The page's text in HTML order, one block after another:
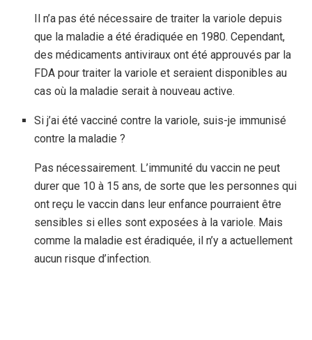
Il n’a pas été nécessaire de traiter la variole depuis
que la maladie a été éradiquée en 1980. Cependant,
des médicaments antiviraux ont été approuvés par la
FDA pour traiter la variole et seraient disponibles au
cas où la maladie serait à nouveau active.
Si j’ai été vacciné contre la variole, suis-je immunisé
contre la maladie ?
Pas nécessairement. L’immunité du vaccin ne peut
durer que 10 à 15 ans, de sorte que les personnes qui
ont reçu le vaccin dans leur enfance pourraient être
sensibles si elles sont exposées à la variole. Mais
comme la maladie est éradiquée, il n’y a actuellement
aucun risque d’infection.